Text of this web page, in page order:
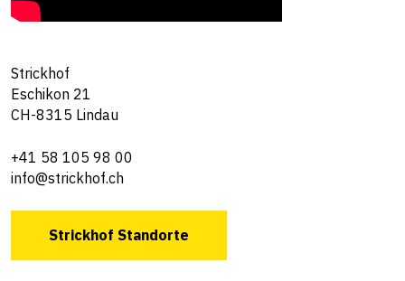
Strickhof
Eschikon 21
CH-8315 Lindau
+41 58 105 98 00
info@strickhof.ch
Strickhof Standorte